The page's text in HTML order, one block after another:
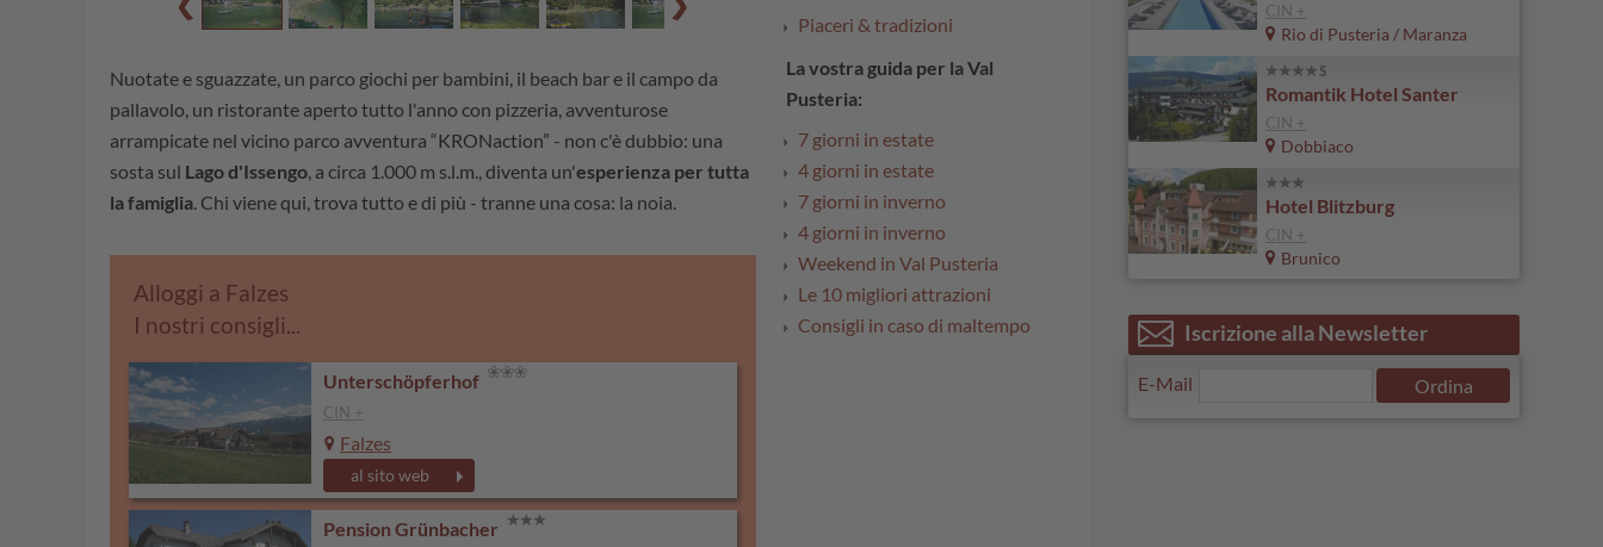
Nuotate e sguazzate, un parco giochi per bambini, il beach bar e il campo da
pallavolo, un ristorante aperto tutto l'anno con pizzeria, avventurose
arrampicate nel vicino parco avventura “KRONaction” - non c'è dubbio: una
sosta sul Lago d'Issengo, a circa 1.000 m s.l.m., diventa un'esperienza per tutta
la famiglia. Chi viene qui, trova tutto e di più - tranne una cosa: la noia.
Alloggi a Falzes
I nostri consigli...
Unterschöpferhof
CIN +
Falzes
al sito web
Pension Grünbacher
Piaceri & tradizioni
La vostra guida per la Val
Pusteria:
7 giorni in estate
4 giorni in estate
7 giorni in inverno
4 giorni in inverno
Weekend in Val Pusteria
Le 10 migliori attrazioni
Consigli in caso di maltempo
CIN +
Rio di Pusteria / Maranza
Romantik Hotel Santer
CIN +
Dobbiaco
Hotel Blitzburg
CIN +
Brunico
Iscrizione alla Newsletter
E-Mail